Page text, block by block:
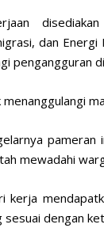
dan
pengangguran
menanggulangi
mewadahi
kerja
dengan